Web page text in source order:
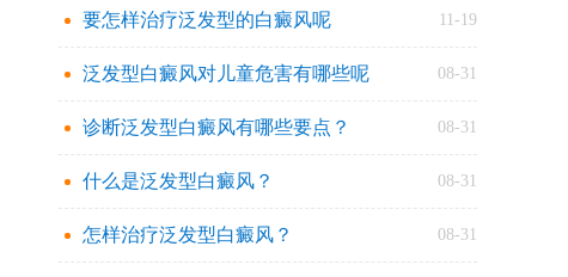
要怎样治疗泛发型的白癜风呢 11-19
泛发型白癜风对儿童危害有哪些呢 08-31
诊断泛发型白癜风有哪些要点？ 08-31
什么是泛发型白癜风？ 08-31
怎样治疗泛发型白癜风？ 08-31